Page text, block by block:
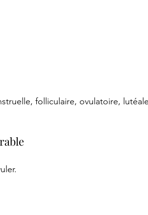
folliculaire, ovulatoire,